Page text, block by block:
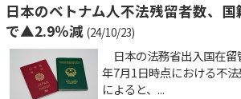
日本のベトナム人不法残留者数、
で▲2.9％減 (24/10/23)
日本の法務省出入国在
年7月1日時点における不
によると、...